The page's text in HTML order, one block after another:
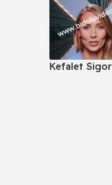
Kefalet